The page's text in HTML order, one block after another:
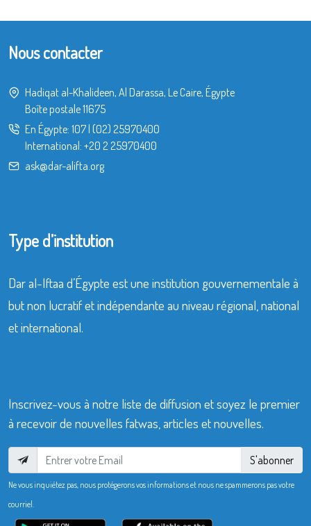
Nous contacter
Hadiqat al-Khalideen, Al Darassa, Le Caire, Égypte
Boîte postale 11675
En Égypte: 107| (02) 25970400
International: +20 2 25970400
ask@dar-alifta.org
Type d’institution
Dar al-Iftaa d’Égypte est une institution gouvernementale à
but non lucratif et indépendante au niveau régional, national
et international.
Inscrivez-vous à notre liste de diffusion et soyez le premier
à recevoir de nouvelles fatwas, articles et nouvelles.
S'abonner
Ne vous inquiétez pas, nous protégerons vos informations et nous ne spammerons pas votre
courriel.